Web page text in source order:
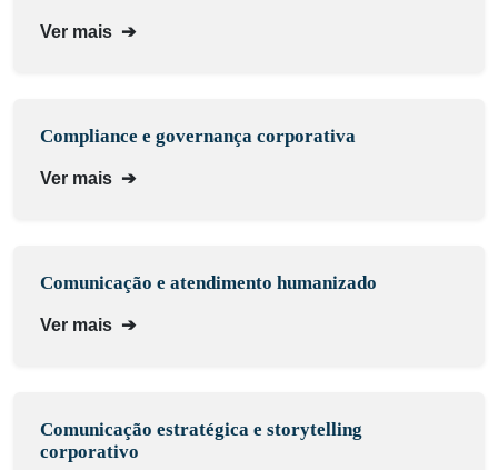
Ver mais ➔
Compliance e governança corporativa
Ver mais ➔
Comunicação e atendimento humanizado
Ver mais ➔
Comunicação estratégica e storytelling
corporativo